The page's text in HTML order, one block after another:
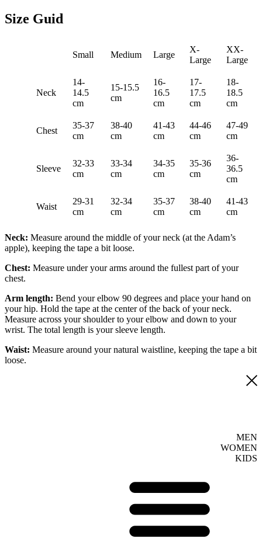
Size Guid
Small Medium Large
X-
Large
XX-
Large
Neck
14-
14.5
cm
15-15.5
cm
16-
16.5
cm
17-
17.5
cm
18-
18.5
cm
Chest
35-37
cm
38-40
cm
41-43
cm
44-46
cm
47-49
cm
Sleeve
32-33
cm
33-34
cm
34-35
cm
35-36
cm
36-
36.5
cm
Waist
29-31
cm
32-34
cm
35-37
cm
38-40
cm
41-43
cm
Neck: Measure around the middle of your neck (at the Adam’s
apple), keeping the tape a bit loose.
Chest: Measure under your arms around the fullest part of your
chest.
Arm length: Bend your elbow 90 degrees and place your hand on
your hip. Hold the tape at the center of the back of your neck.
Measure across your shoulder to your elbow and down to your
wrist. The total length is your sleeve length.
Waist: Measure around your natural waistline, keeping the tape a bit
loose.
MEN
WOMEN
KIDS